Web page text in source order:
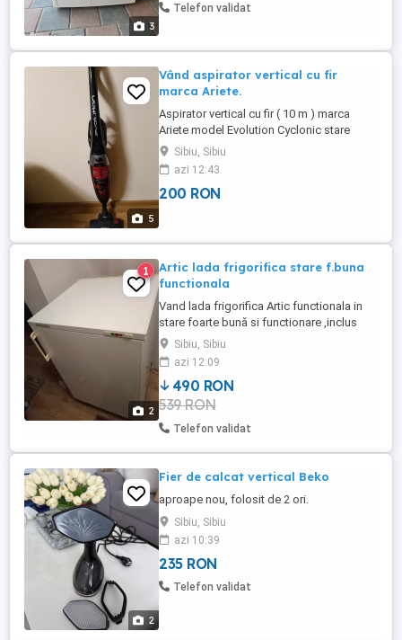
3
Telefon validat
5
Vând aspirator vertical cu fir
marca Ariete.
Aspirator vertical cu fir ( 10 m ) marca
Ariete model Evolution Cyclonic stare
perfectă de funcționare, putere mare de
aspirare, filtru hepa nou.
Sibiu, Sibiu
azi 12:43
200 RON
2
1
Artic lada frigorifica stare f.buna
functionala
Vand lada frigorifica Artic functionala in
stare foarte bună si functionare ,inclus
suport metalic.PRET:490lei Negociabil.
Sibiu, Sibiu
azi 12:09
490 RON
539 RON
Telefon validat
2
Fier de calcat vertical Beko
aproape nou, folosit de 2 ori.
Sibiu, Sibiu
azi 10:39
235 RON
Telefon validat